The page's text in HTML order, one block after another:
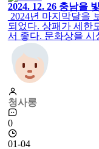
2024. 12. 26 충남을
2024년 마지막달을
되었다. 상패가 세한
서 좋다. 문화상을 시
청사롱
0
01-04